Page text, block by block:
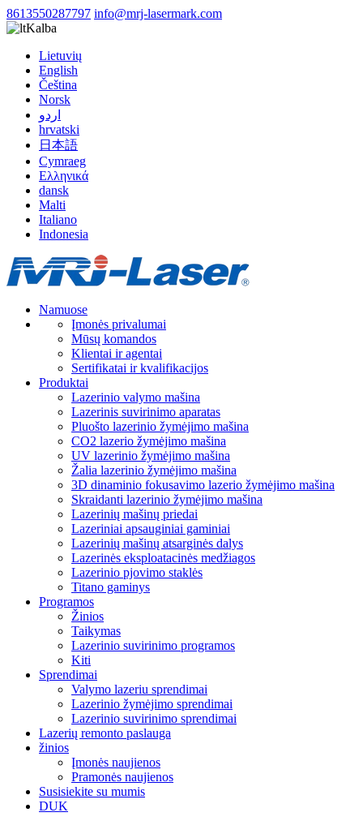
8613550287797 info@mrj-lasermark.com
Kalba
Lietuvių
English
Čeština
Norsk
اردو
hrvatski
日本語
Cymraeg
Ελληνικά
dansk
Malti
Italiano
Indonesia
Namuose
Įmonės privalumai
Mūsų komandos
Klientai ir agentai
Sertifikatai ir kvalifikacijos
Produktai
Lazerinio valymo mašina
Lazerinis suvirinimo aparatas
Pluošto lazerinio žymėjimo mašina
CO2 lazerio žymėjimo mašina
UV lazerinio žymėjimo mašina
Žalia lazerinio žymėjimo mašina
3D dinaminio fokusavimo lazerio žymėjimo mašina
Skraidanti lazerinio žymėjimo mašina
Lazerinių mašinų priedai
Lazeriniai apsauginiai gaminiai
Lazerinių mašinų atsarginės dalys
Lazerinės eksploatacinės medžiagos
Lazerinio pjovimo staklės
Titano gaminys
Programos
Žinios
Taikymas
Lazerinio suvirinimo programos
Kiti
Sprendimai
Valymo lazeriu sprendimai
Lazerinio žymėjimo sprendimai
Lazerinio suvirinimo sprendimai
Lazerių remonto paslauga
žinios
Įmonės naujienos
Pramonės naujienos
Susisiekite su mumis
DUK